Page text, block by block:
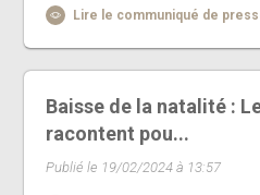
Lire le communiqué de
Baisse de la natalité :
racontent pou...
Publié le 19/02/2024 à 13:57